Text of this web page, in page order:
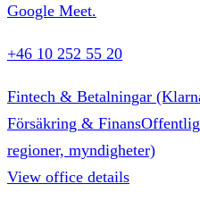
Google Meet.
+46 10 252 55 20
Fintech & Betalningar
Försäkring & Finans
regioner, myndigheter)
View office details